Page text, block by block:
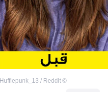
©
Hufflepunk_13 / Reddit